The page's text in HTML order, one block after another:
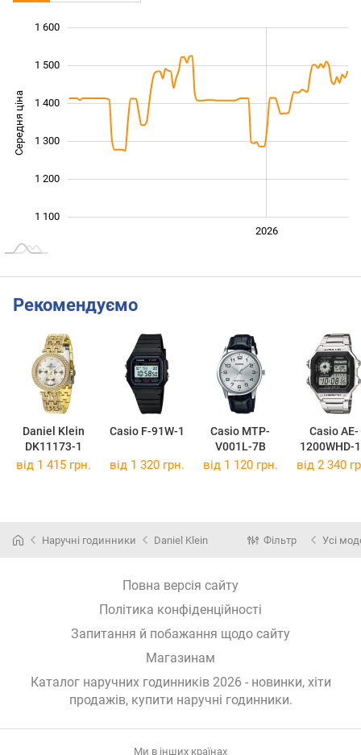
Середня ціна
1 100
1 200
1 300
1 400
1 600
1 500
2026
Рекомендуємо
Daniel Klein
DK11173-1
Casio F-91W-1
Casio MTP-
V001L-7B
Casio AE-
1200WHD-
від 1 415 грн. від 1 320 грн. від 1 120 грн. від 2 340
Наручні годинники Daniel Klein Фільтр Усі
Повна версія сайту
Політика конфіденційності
Запитання й побажання щодо сайту
Магазинам
Каталог наручних годинників 2026 - новинки, хіти
продажів, купити наручні годинники.
Ми в інших країнах